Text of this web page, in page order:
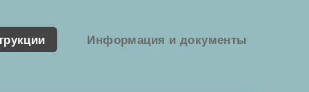
Информация и документы